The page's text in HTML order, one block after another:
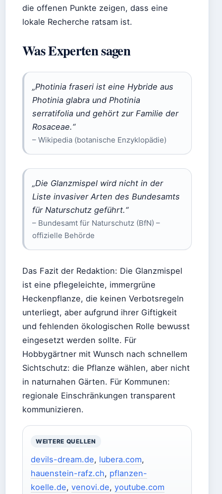
die offenen Punkte zeigen, dass eine
lokale Recherche ratsam ist.
Was Experten sagen
„Photinia fraseri ist eine Hybride aus
Photinia glabra und Photinia
serratifolia und gehört zur Familie der
Rosaceae.“
– Wikipedia (botanische Enzyklopädie)
„Die Glanzmispel wird nicht in der
Liste invasiver Arten des Bundesamts
für Naturschutz geführt.“
– Bundesamt für Naturschutz (BfN) –
offizielle Behörde
Das Fazit der Redaktion: Die Glanzmispel
ist eine pflegeleichte, immergrüne
Heckenpflanze, die keinen Verbotsregeln
unterliegt, aber aufgrund ihrer Giftigkeit
und fehlenden ökologischen Rolle bewusst
eingesetzt werden sollte. Für
Hobbygärtner mit Wunsch nach schnellem
Sichtschutz: die Pflanze wählen, aber nicht
in naturnahen Gärten. Für Kommunen:
regionale Einschränkungen transparent
kommunizieren.
WEITERE QUELLEN
devils-dream.de, lubera.com,
hauenstein-rafz.ch, pflanzen-
koelle.de, venovi.de, youtube.com